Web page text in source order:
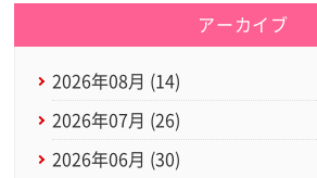
アーカイブ
2026年08月 (14)
2026年07月 (26)
2026年06月 (30)